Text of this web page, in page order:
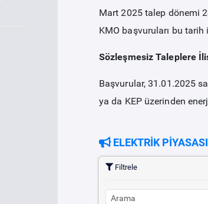
Mart 2025 talep dönemi
KMO başvuruları bu
Sözleşmesiz Taleplere
Başvurular, 31.01.2025
ya da KEP üzerinden
ELEKTRİK
Filtrele